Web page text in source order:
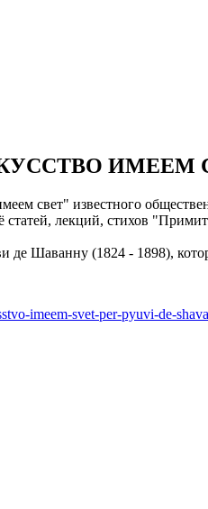
ИМЕЕМ
свет" известного
лекций, стихов
Шаванну (1824 - 1898),
imeem-svet-per-pyuvi-de-